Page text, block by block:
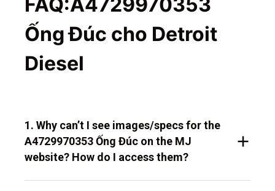
Ống Đúc cho Detroit
Diesel
1. Why can’t I see images/specs for the
A4729970353 Ống Đúc on the MJ
website? How do I access them?